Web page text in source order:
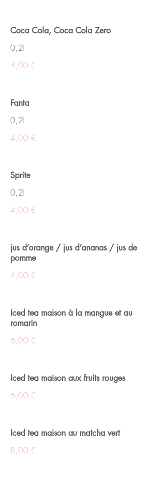
Coca Cola, Coca Cola Zero
0,2l
4,00 €
Fanta
0,2l
4,00 €
Sprite
0,2l
4,00 €
jus d’orange / jus d’ananas / jus de
pomme
4,00 €
Iced tea maison à la mangue et au
romarin
6,00 €
Iced tea maison aux fruits rouges
6,00 €
Iced tea maison au matcha vert
8,00 €